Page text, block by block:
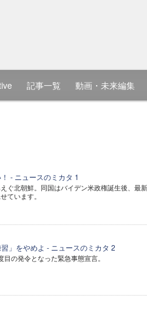
記事一覧 動画・未来編集
- ニュースのミカタ 1
ぐ北朝鮮。同国はバイデン米政権誕生後、最
ています。
」をやめよ - ニュースのミカタ 2
の発令となった緊急事態宣言。